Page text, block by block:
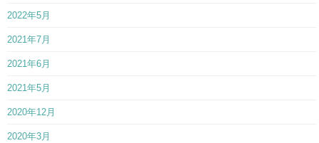
2022年5月
2021年7月
2021年6月
2021年5月
2020年12月
2020年3月